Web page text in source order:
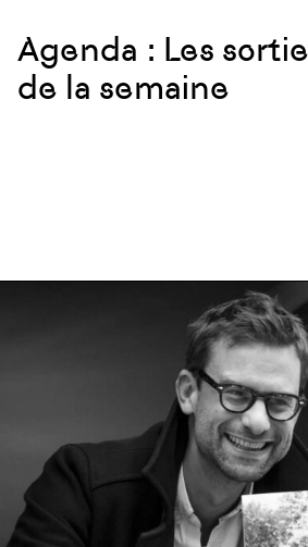
Agenda : Les
de la semaine